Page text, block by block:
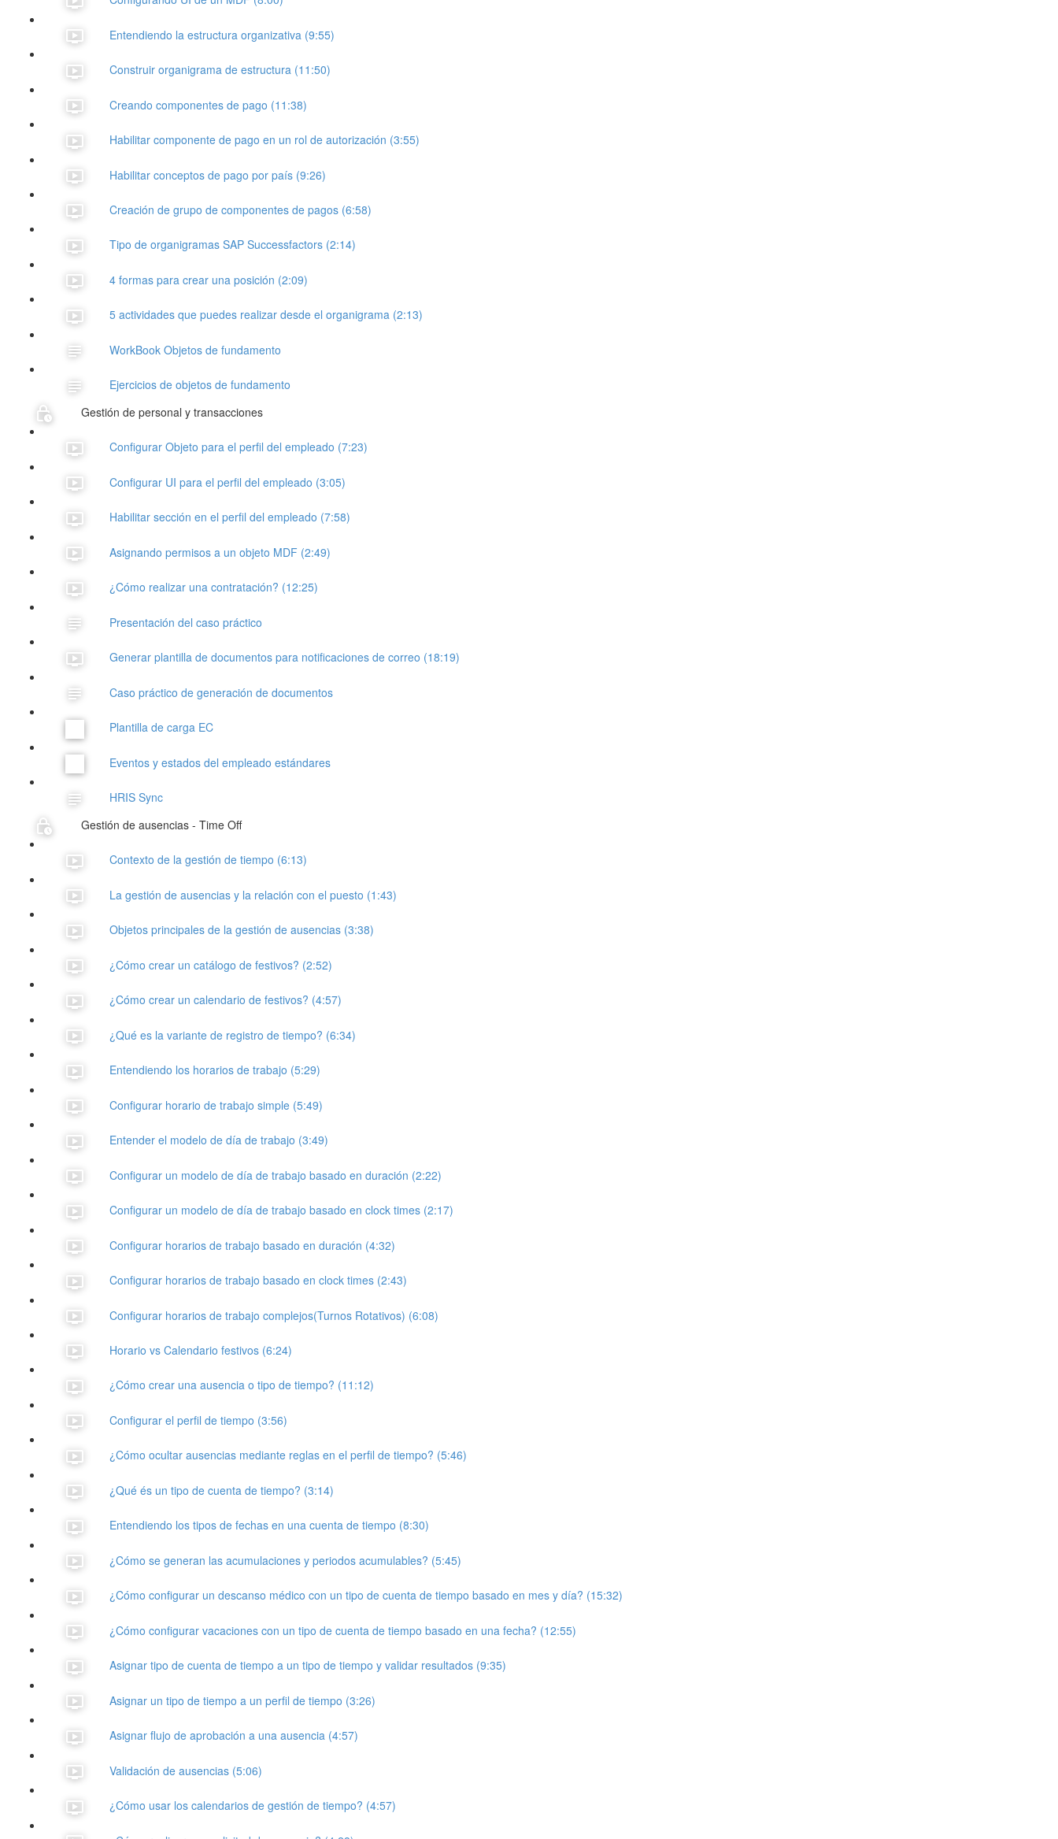
Entendiendo la estructura organizativa (9:55)
Construir organigrama de estructura (11:50)
Creando componentes de pago (11:38)
Habilitar componente de pago en un rol de autorización (3:55)
Habilitar conceptos de pago por país (9:26)
Creación de grupo de componentes de pagos (6:58)
Tipo de organigramas SAP Successfactors (2:14)
4 formas para crear una posición (2:09)
5 actividades que puedes realizar desde el organigrama (2:13)
WorkBook Objetos de fundamento
Ejercicios de objetos de fundamento
Gestión de personal y transacciones
Configurar Objeto para el perfil del empleado (7:23)
Configurar UI para el perfil del empleado (3:05)
Habilitar sección en el perfil del empleado (7:58)
Asignando permisos a un objeto MDF (2:49)
¿Cómo realizar una contratación? (12:25)
Presentación del caso práctico
Generar plantilla de documentos para notificaciones de correo (18:19)
Caso práctico de generación de documentos
Plantilla de carga EC
Eventos y estados del empleado estándares
HRIS Sync
Gestión de ausencias - Time Off
Contexto de la gestión de tiempo (6:13)
La gestión de ausencias y la relación con el puesto (1:43)
Objetos principales de la gestión de ausencias (3:38)
¿Cómo crear un catálogo de festivos? (2:52)
¿Cómo crear un calendario de festivos? (4:57)
¿Qué es la variante de registro de tiempo? (6:34)
Entendiendo los horarios de trabajo (5:29)
Configurar horario de trabajo simple (5:49)
Entender el modelo de día de trabajo (3:49)
Configurar un modelo de día de trabajo basado en duración (2:22)
Configurar un modelo de día de trabajo basado en clock times (2:17)
Configurar horarios de trabajo basado en duración (4:32)
Configurar horarios de trabajo basado en clock times (2:43)
Configurar horarios de trabajo complejos(Turnos Rotativos) (6:08)
Horario vs Calendario festivos (6:24)
¿Cómo crear una ausencia o tipo de tiempo? (11:12)
Configurar el perfil de tiempo (3:56)
¿Cómo ocultar ausencias mediante reglas en el perfil de tiempo? (5:46)
¿Qué és un tipo de cuenta de tiempo? (3:14)
Entendiendo los tipos de fechas en una cuenta de tiempo (8:30)
¿Cómo se generan las acumulaciones y periodos acumulables? (5:45)
¿Cómo configurar un descanso médico con un tipo de cuenta de tiempo basado en mes y día? (15:32)
¿Cómo configurar vacaciones con un tipo de cuenta de tiempo basado en una fecha? (12:55)
Asignar tipo de cuenta de tiempo a un tipo de tiempo y validar resultados (9:35)
Asignar un tipo de tiempo a un perfil de tiempo (3:26)
Asignar flujo de aprobación a una ausencia (4:57)
Validación de ausencias (5:06)
¿Cómo usar los calendarios de gestión de tiempo? (4:57)